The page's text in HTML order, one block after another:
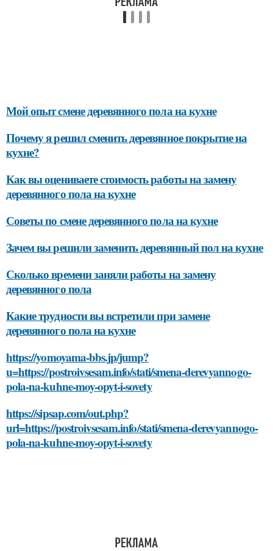
Мой опыт смене деревянного пола на кухне
Почему я решил сменить деревянное покрытие на
кухне?
Как вы оцениваете стоимость работы на замену
деревянного пола на кухне
Советы по смене деревянного пола на кухне
Зачем вы решили заменить деревянный пол на кухне
Сколько времени заняли работы на замену
деревянного пола
Какие трудности вы встретили при замене
деревянного пола на кухне
https://yomoyama-bbs.jp/jump?
u=https://postroivsesam.info/stati/smena-derevyannogo-
pola-na-kuhne-moy-opyt-i-sovety
https://sipsap.com/out.php?
url=https://postroivsesam.info/stati/smena-derevyannogo-
pola-na-kuhne-moy-opyt-i-sovety